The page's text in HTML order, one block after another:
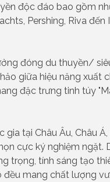
độc đáo bao gồm
Pershing, Riva đến
đóng du thuyền/
giữa hiệu năng xuất
đặc trưng tinh túy
tại Châu Âu, Châu Á,
cực ký nghiệm ngặt.
trọng, tính sáng tạo
mang chất lượng